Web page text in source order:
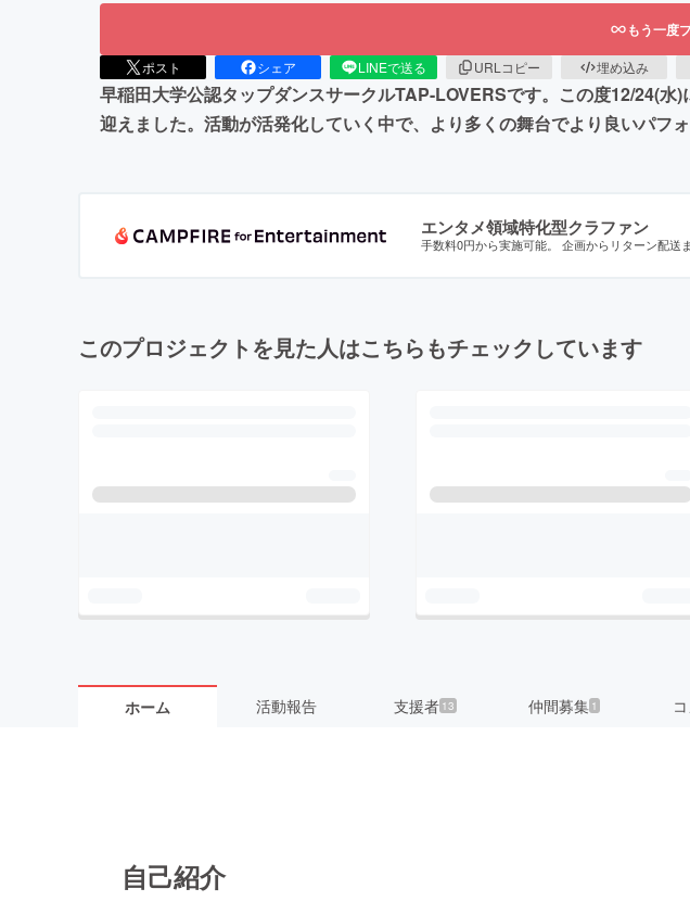
もう一度
ポスト シェア LINEで送る URLコピー 埋め込み
早稲田大学公認タップダンスサークルTAP-LOVERSです。この度12/24(
迎えました。活動が活発化していく中で、より多くの舞台でより良いパフ
エンタメ領域特化型クラファン
手数料0円から実施可能。 企画からリターン配送
このプロジェクトを見た人はこちらもチェックしています
ホーム 活動報告 支援者 13 仲間募集 1
自己紹介